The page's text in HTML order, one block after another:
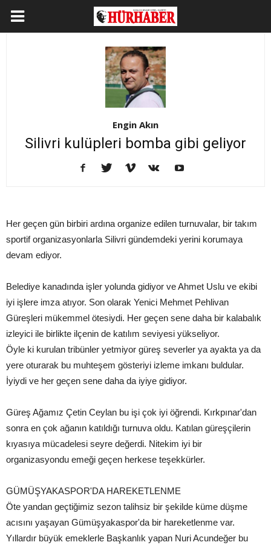
Engin Akın
Silivri kulüpleri bomba gibi geliyor
Her geçen gün birbiri ardına organize edilen turnuvalar, bir takım
sportif organizasyonlarla Silivri gündemdeki yerini korumaya
devam ediyor.
Belediye kanadında işler yolunda gidiyor ve Ahmet Uslu ve ekibi
iyi işlere imza atıyor. Son olarak Yenici Mehmet Pehlivan
Güreşleri mükemmel ötesiydi. Her geçen sene daha bir kalabalık
izleyici ile birlikte ilçenin de katılım seviyesi yükseliyor.
Öyle ki kurulan tribünler yetmiyor güreş severler ya ayakta ya da
yere oturarak bu muhteşem gösteriyi izleme imkanı buldular.
İyiydi ve her geçen sene daha da iyiye gidiyor.
Güreş Ağamız Çetin Ceylan bu işi çok iyi öğrendi. Kırkpınar'dan
sonra en çok ağanın katıldığı turnuva oldu. Katılan güreşçilerin
kıyasıya mücadelesi seyre değerdi. Nitekim iyi bir
organizasyondu emeği geçen herkese teşekkürler.
GÜMÜŞYAKASPOR'DA HAREKETLENME
Öte yandan geçtiğimiz sezon talihsiz bir şekilde küme düşme
acısını yaşayan Gümüşyakaspor'da bir hareketlenme var.
Yıllardır büyük emeklerle Başkanlık yapan Nuri Acundeğer bu